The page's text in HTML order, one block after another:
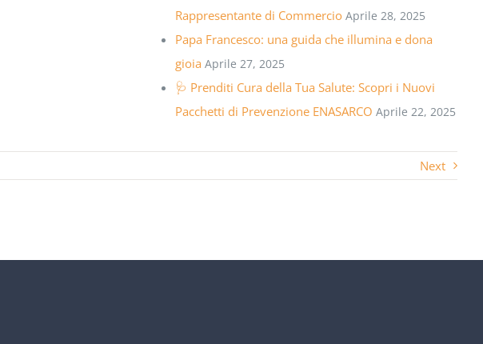
Rappresentante di Commercio Aprile 28, 2025
Papa Francesco: una guida che illumina e dona
gioia Aprile 27, 2025
🩺 Prenditi Cura della Tua Salute: Scopri i Nuovi
Pacchetti di Prevenzione ENASARCO Aprile 22, 2025
Next